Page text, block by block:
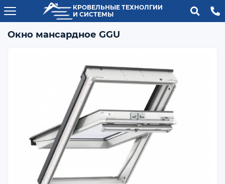
КРОВЕЛЬНЫЕ ТЕХНОЛГИИ
И СИСТЕМЫ
Окно мансардное GGU